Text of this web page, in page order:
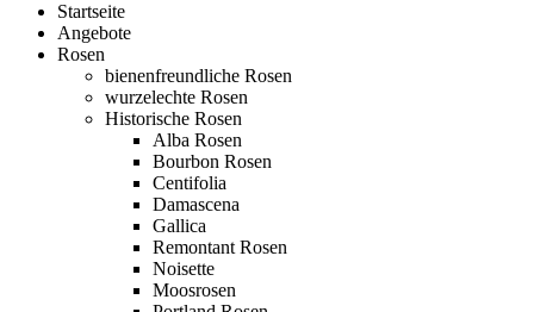
Startseite
Angebote
Rosen
bienenfreundliche Rosen
wurzelechte Rosen
Historische Rosen
Alba Rosen
Bourbon Rosen
Centifolia
Damascena
Gallica
Remontant Rosen
Noisette
Moosrosen